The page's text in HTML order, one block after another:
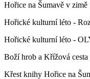
Hořice na Šumavě v zimě
Hořické kulturní léto -
Hořické kulturní léto -
Boží hrob a Křížová cesta
Křest knihy Hořice na